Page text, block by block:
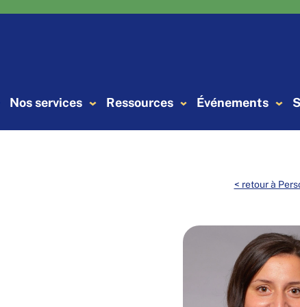
Nos services Ressources Événements
< retour à